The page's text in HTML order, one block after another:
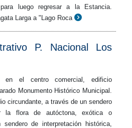
luego regresar a la Estancia.
Larga a "Lago Roca
P. Nacional Los
en el centro comercial, edificio
Monumento Histórico Municipal.
circundante, a través de un sendero
la flora de autóctona, exótica o
sendero de interpretación histórica,